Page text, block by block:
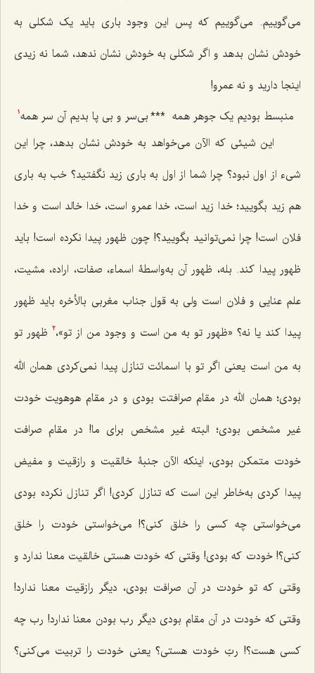
مى‌گوییم. مى‌گوییم که پس این وجود بارى باید یک شکلى به
خودش نشان بدهد و اگر شکلى به خودش نشان ندهد، شما نه زیدى
اینجا دارید و نه عمرو!
منبسط بودیم یک جوهر همه ***بی‌سر و بی پا بدیم آن سر همه1
این شیئی که الآن مى‌خواهد به خودش نشان بدهد، چرا این
شىء از اول نبود؟ چرا شما از اول به بارى زید نگفتید؟ خب به بارى
هم زید بگویید؛ خدا زید است، خدا عمرو است، خدا خالد است و خدا
فلان است! چرا نمى‌توانید بگویید؟! چون ظهور پیدا نکرده است! باید
ظهور پیدا کند. بله، ظهور آن به‌واسطۀ اسماء، صفات، اراده، مشیت،
علم عنایى و فلان است ولى به قول جناب مغربى بالأخره باید ظهور
پیدا کند یا نه؟ «ظهور تو به من است و وجود من از تو»،2
ظهور تو
به من است یعنى اگر تو با اسمائت تنازل پیدا نمى‌کردى همان الله
بودی؛ همان الله در مقام صرافتت بودى و در مقام هوهویت خودت
غیر مشخص بودى؛ البته غیر مشخص براى ما! در مقام صرافت
خودت متمکن بودى، اینکه الآن جنبۀ خالقیت‌ و رازقیت و مفیض
پیدا کردى به‌خاطر این است که تنازل کردی! اگر تنازل نکرده بودى
می‌خواستی چه کسى را خلق کنی؟! می‌خواستی خودت را خلق
کنی؟! خودت که بودى! وقتى که خودت هستى خالقیت معنا ندارد و
وقتى که تو خودت در آن صرافت بودی، دیگر رازقیت معنا ندارد!
وقتى که خودت در آن مقام بودى دیگر رب بودن معنا ندارد! رب چه
کسى هست؟! ربّ خودت هستی؟ یعنی خودت را تربیت مى‌کنی؟